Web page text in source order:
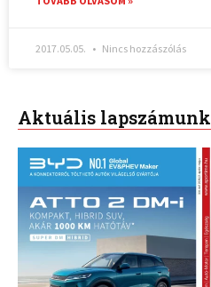
2017.05.05. Nincs hozzászólás
Aktuális lapszámunk